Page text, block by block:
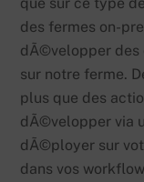
des fermes on-
dÃ©velopper
sur notre ferme.
plus que des
dÃ©velopper via
dÃ©ployer sur
dans vos